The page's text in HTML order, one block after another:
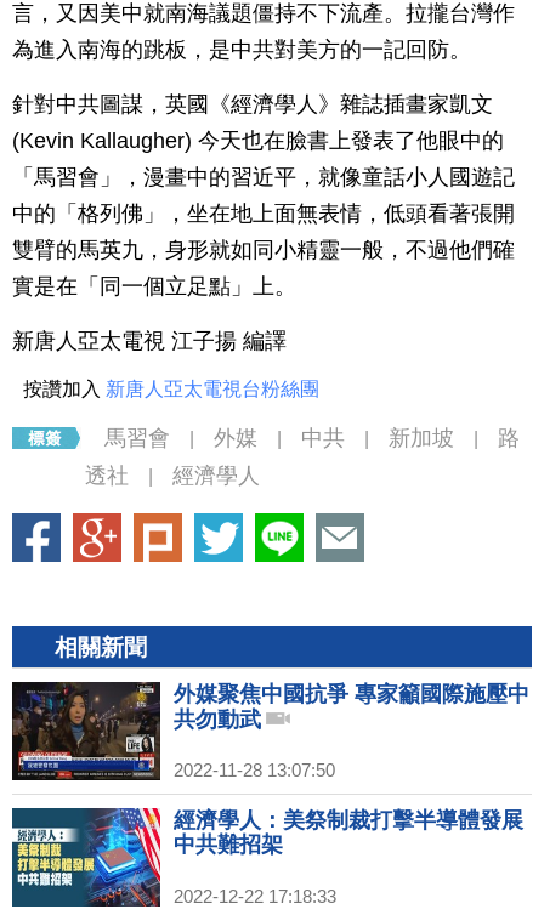
言，又因美中就南海議題僵持不下流產。拉攏台灣作
為進入南海的跳板，是中共對美方的一記回防。
針對中共圖謀，英國《經濟學人》雜誌插畫家凱文
(Kevin Kallaugher) 今天也在臉書上發表了他眼中的
「馬習會」，漫畫中的習近平，就像童話小人國遊記
中的「格列佛」，坐在地上面無表情，低頭看著張開
雙臂的馬英九，身形就如同小精靈一般，不過他們確
實是在「同一個立足點」上。
新唐人亞太電視 江子揚 編譯
按讚加入 新唐人亞太電視台粉絲團
馬習會 外媒 中共 新加坡
路
透社
經濟學人
相關新聞
外媒聚焦中國抗爭 專家籲國際施壓中
共勿動武
2022-11-28 13:07:50
經濟學人：美祭制裁打擊半導體發展
中共難招架
2022-12-22 17:18:33